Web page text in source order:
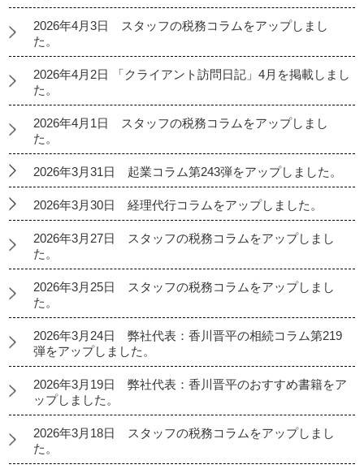
2026年4月3日 スタッフの税務コラムをアップしまし
た。
2026年4月2日 「クライアント訪問日記」4月を掲載しまし
た。
2026年4月1日 スタッフの税務コラムをアップしまし
た。
2026年3月31日 起業コラム第243弾をアップしました。
2026年3月30日 経理代行コラムをアップしました。
2026年3月27日 スタッフの税務コラムをアップしまし
た。
2026年3月25日 スタッフの税務コラムをアップしまし
た。
2026年3月24日 弊社代表：香川晋平の相続コラム第219
弾をアップしました。
2026年3月19日 弊社代表：香川晋平のおすすめ書籍をア
ップしました。
2026年3月18日 スタッフの税務コラムをアップしまし
た。